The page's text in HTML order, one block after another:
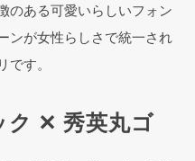
のある可愛いらしいフォン
ンが女性らしさで統一され
です。
ク ✕ 秀英丸ゴ